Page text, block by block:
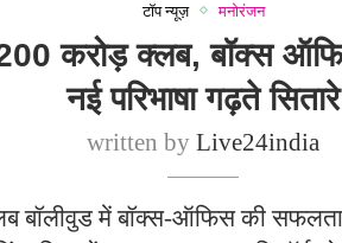
टॉप न्यूज़ मनोरंजन
200 करोड़ क्लब, बॉक्स
नई परिभाषा गढ़ते सितारे
written byLive24india
बॉलीवुड में बॉक्स-ऑफिस की